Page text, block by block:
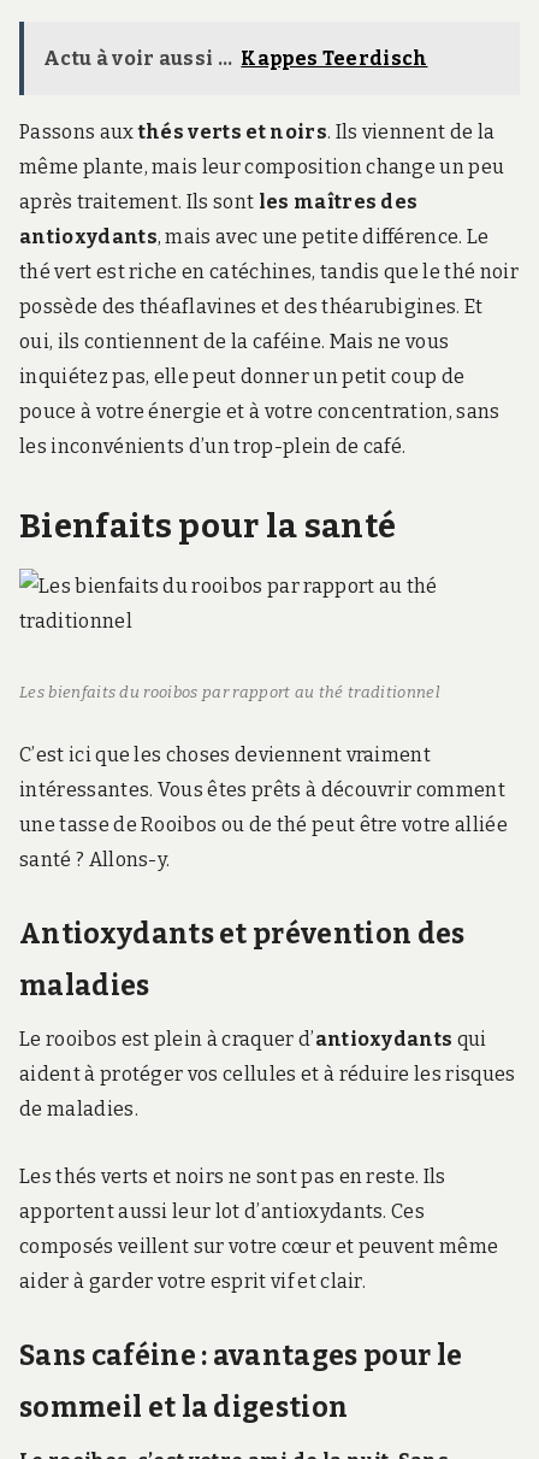
Actu à voir aussi ... Kappes Teerdisch
Passons auxthés verts et noirs. Ils viennent de la
même plante, mais leur composition change un peu
après traitement. Ils sont les maîtres des
antioxydants, mais avec une petite différence. Le
thé vert est riche en catéchines, tandis que le thé noir
possède des théaflavines et des théarubigines. Et
oui, ils contiennent de la caféine. Mais ne vous
inquiétez pas, elle peut donner un petit coup de
pouce à votre énergie et à votre concentration, sans
les inconvénients d’un trop-plein de café.
Bienfaits pour la santé
Les bienfaits du rooibos par rapport au thé traditionnel
C’est ici que les choses deviennent vraiment
intéressantes. Vous êtes prêts à découvrir comment
une tasse de Rooibos ou de thé peut être votre alliée
santé ? Allons-y.
Antioxydants et prévention des
maladies
Le rooibos est plein à craquer d’antioxydants qui
aident à protéger vos cellules et à réduire les risques
de maladies.
Les thés verts et noirs ne sont pas en reste. Ils
apportent aussi leur lot d’antioxydants. Ces
composés veillent sur votre cœur et peuvent même
aider à garder votre esprit vif et clair.
Sans caféine : avantages pour le
sommeil et la digestion